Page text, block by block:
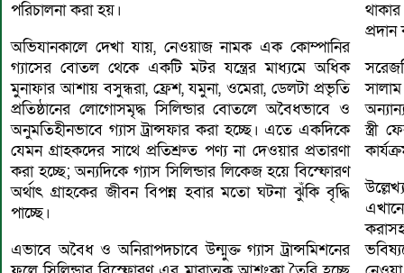
পরিচালনা করা হয়।
অভিযানকালে দেখা যায়, নেওয়াজ নামক এক কোম্পানির
গ্যাসের বোতল থেকে একটি মটর যন্ত্রের মাধ্যমে অধিক
মুনাফার আশায় বসুন্ধরা, ফ্রেশ, যমুনা, ওমেরা, ডেলটা প্রভৃতি
প্রতিষ্ঠানের লোগোসমৃদ্ধ সিলিন্ডার বোতলে অবৈধভাবে ও
অনুমতিহীনভাবে গ্যাস ট্রান্সফার করা হচ্ছে। এতে একদিকে
যেমন গ্রাহকদের সাথে প্রতিশ্রুত পণ্য না দেওয়ার প্রতারণা
করা হচ্ছে; অন্যদিকে গ্যাস সিলিন্ডার লিকেজ হয়ে বিস্ফোরণ
অর্থাৎ গ্রাহকের জীবন বিপন্ন হবার মতো ঘটনা ঝুঁকি বৃদ্ধি
পাচ্ছে।
এভাবে অবৈধ ও অনিরাপদচাবে উন্মুক্ত গ্যাস ট্রান্সমিশনের
স্ত্রী